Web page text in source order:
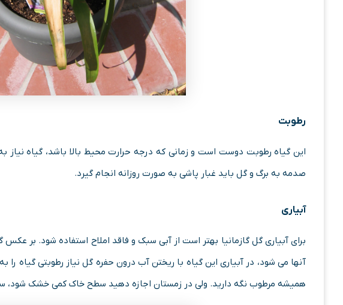
رطوبت
این گیاه رطوبت دوست است و زمانی که درجه حرارت محیط بالا باشد، گیاه نیاز
صدمه به برگ و گل باید غبار پاشی به صورت روزانه انجام گیرد.
آبیاری
برای آبیاری گل گازمانیا بهتر است از آبی سبک و فاقد املاح استفاده شود. بر
آنها می شود، در آبیاری این گیاه با ریختن آب درون حفره گل نیاز رطوبتی گیاه را
همیشه مرطوب نگه دارید. ولی در زمستان اجازه دهید سطح خاک کمی خشک شود،